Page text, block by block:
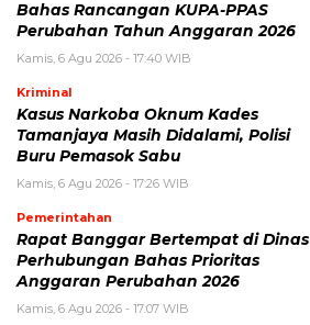
Bahas Rancangan KUPA-PPAS
Perubahan Tahun Anggaran 2026
Kamis, 6 Agu 2026 - 17:40 WIB
Kriminal
Kasus Narkoba Oknum Kades
Tamanjaya Masih Didalami, Polisi
Buru Pemasok Sabu
Kamis, 6 Agu 2026 - 17:26 WIB
Pemerintahan
Rapat Banggar Bertempat di Dinas
Perhubungan Bahas Prioritas
Anggaran Perubahan 2026
Kamis, 6 Agu 2026 - 17:07 WIB